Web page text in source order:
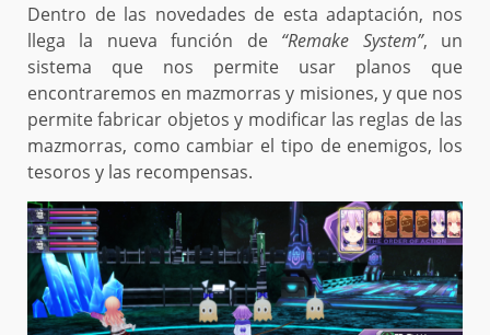
Dentro de las novedades de esta adaptación, nos
llega la nueva función de “Remake System”, un
sistema que nos permite usar planos que
encontraremos en mazmorras y misiones, y que nos
permite fabricar objetos y modificar las reglas de las
mazmorras, como cambiar el tipo de enemigos, los
tesoros y las recompensas.